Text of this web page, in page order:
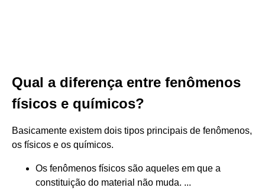
Qual a diferença entre fenômenos
físicos e químicos?
Basicamente existem dois tipos principais de fenômenos,
os físicos e os químicos.
Os fenômenos físicos são aqueles em que a
constituição do material não muda. ...